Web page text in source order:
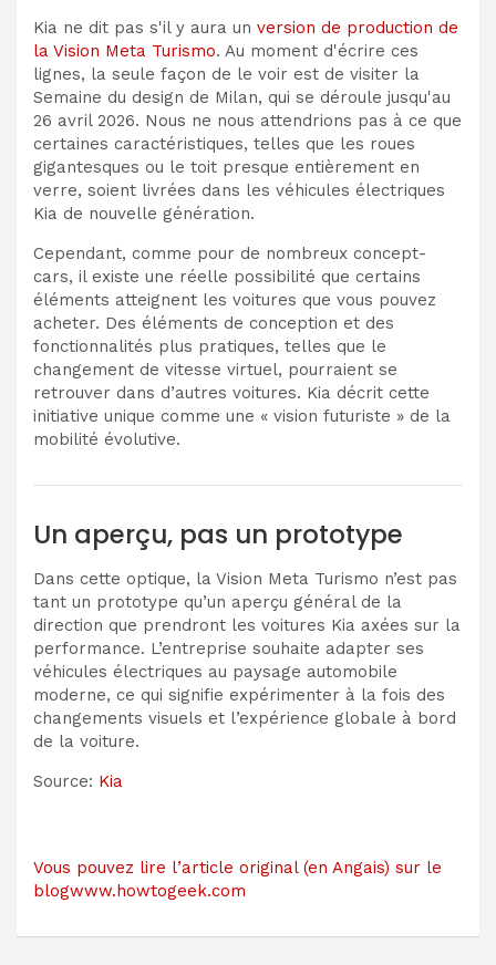
Kia ne dit pas s'il y aura un version de production de
la Vision Meta Turismo. Au moment d'écrire ces
lignes, la seule façon de le voir est de visiter la
Semaine du design de Milan, qui se déroule jusqu'au
26 avril 2026. Nous ne nous attendrions pas à ce que
certaines caractéristiques, telles que les roues
gigantesques ou le toit presque entièrement en
verre, soient livrées dans les véhicules électriques
Kia de nouvelle génération.
Cependant, comme pour de nombreux concept-
cars, il existe une réelle possibilité que certains
éléments atteignent les voitures que vous pouvez
acheter. Des éléments de conception et des
fonctionnalités plus pratiques, telles que le
changement de vitesse virtuel, pourraient se
retrouver dans d’autres voitures. Kia décrit cette
initiative unique comme une « vision futuriste » de la
mobilité évolutive.
Un aperçu, pas un prototype
Dans cette optique, la Vision Meta Turismo n’est pas
tant un prototype qu’un aperçu général de la
direction que prendront les voitures Kia axées sur la
performance. L’entreprise souhaite adapter ses
véhicules électriques au paysage automobile
moderne, ce qui signifie expérimenter à la fois des
changements visuels et l’expérience globale à bord
de la voiture.
Source: Kia
Vous pouvez lire l’article original (en Angais) sur le
blogwww.howtogeek.com